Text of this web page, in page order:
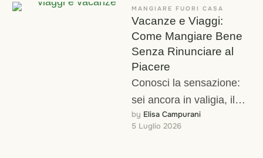
MANGIARE FUORI CASA
Vacanze e Viaggi:
Come Mangiare Bene
Senza Rinunciare al
Piacere
Conosci la sensazione:
sei ancora in valigia, il
viaggio deve ancora
iniziare, e già ti chiedi
by Elisa Campurani
5 Luglio 2026